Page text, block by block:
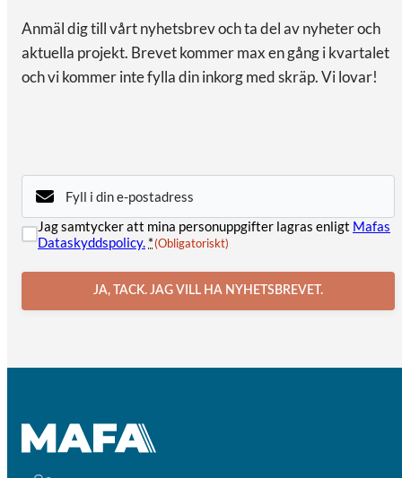
Anmäl dig till vårt nyhetsbrev och ta del av nyheter och
aktuella projekt. Brevet kommer max en gång i kvartalet
och vi kommer inte fylla din inkorg med skräp. Vi lovar!
E-
post(Obligatoriskt)
Samtycke(Obligatoriskt)
Jag samtycker att mina personuppgifter lagras enligt Mafas
Dataskyddspolicy. *(Obligatoriskt)
JA, TACK. JAG VILL HA NYHETSBREVET.